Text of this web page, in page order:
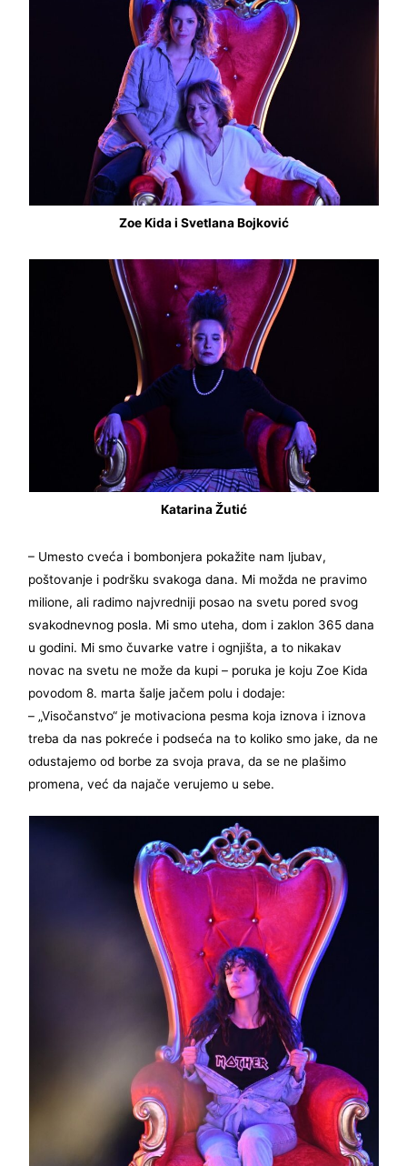
Zoe Kida i Svetlana Bojković
Katarina Žutić
– Umesto cveća i bombonjera pokažite nam ljubav,
poštovanje i podršku svakoga dana. Mi možda ne pravimo
milione, ali radimo najvredniji posao na svetu pored svog
svakodnevnog posla. Mi smo uteha, dom i zaklon 365 dana
u godini. Mi smo čuvarke vatre i ognjišta, a to nikakav
novac na svetu ne može da kupi – poruka je koju Zoe Kida
povodom 8. marta šalje jačem polu i dodaje:
– „Visočanstvo“ je motivaciona pesma koja iznova i iznova
treba da nas pokreće i podseća na to koliko smo jake, da ne
odustajemo od borbe za svoja prava, da se ne plašimo
promena, već da najače verujemo u sebe.